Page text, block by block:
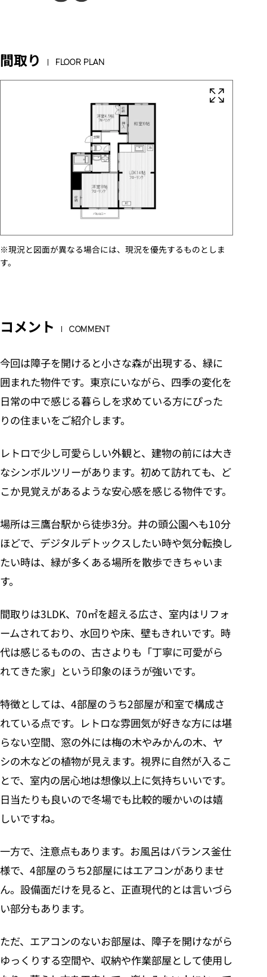
間取り FLOOR PLAN
※現況と図面が異なる場合には、現況を優先するものとしま
す。
コメント COMMENT
今回は障子を開けると小さな森が出現する、緑に
囲まれた物件です。東京にいながら、四季の変化を
日常の中で感じる暮らしを求めている方にぴった
りの住まいをご紹介します。
レトロで少し可愛らしい外観と、建物の前には大き
なシンボルツリーがあります。初めて訪れても、ど
こか見覚えがあるような安心感を感じる物件です。
場所は三鷹台駅から徒歩3分。井の頭公園へも10分
ほどで、デジタルデトックスしたい時や気分転換し
たい時は、緑が多くある場所を散歩できちゃいま
す。
間取りは3LDK、70㎡を超える広さ、室内はリフォ
ームされており、水回りや床、壁もきれいです。時
代は感じるものの、古さよりも「丁寧に可愛がら
れてきた家」という印象のほうが強いです。
特徴としては、4部屋のうち2部屋が和室で構成さ
れている点です。レトロな雰囲気が好きな方には堪
らない空間、窓の外には梅の木やみかんの木、ヤ
シの木などの植物が見えます。視界に自然が入るこ
とで、室内の居心地は想像以上に気持ちいいです。
日当たりも良いので冬場でも比較的暖かいのは嬉
しいですね。
一方で、注意点もあります。お風呂はバランス釜仕
様で、4部屋のうち2部屋にはエアコンがありませ
ん。設備面だけを見ると、正直現代的とは言いづら
い部分もあります。
ただ、エアコンのないお部屋は、障子を開けながら
ゆっくりする空間や、収納や作業部屋として使用し